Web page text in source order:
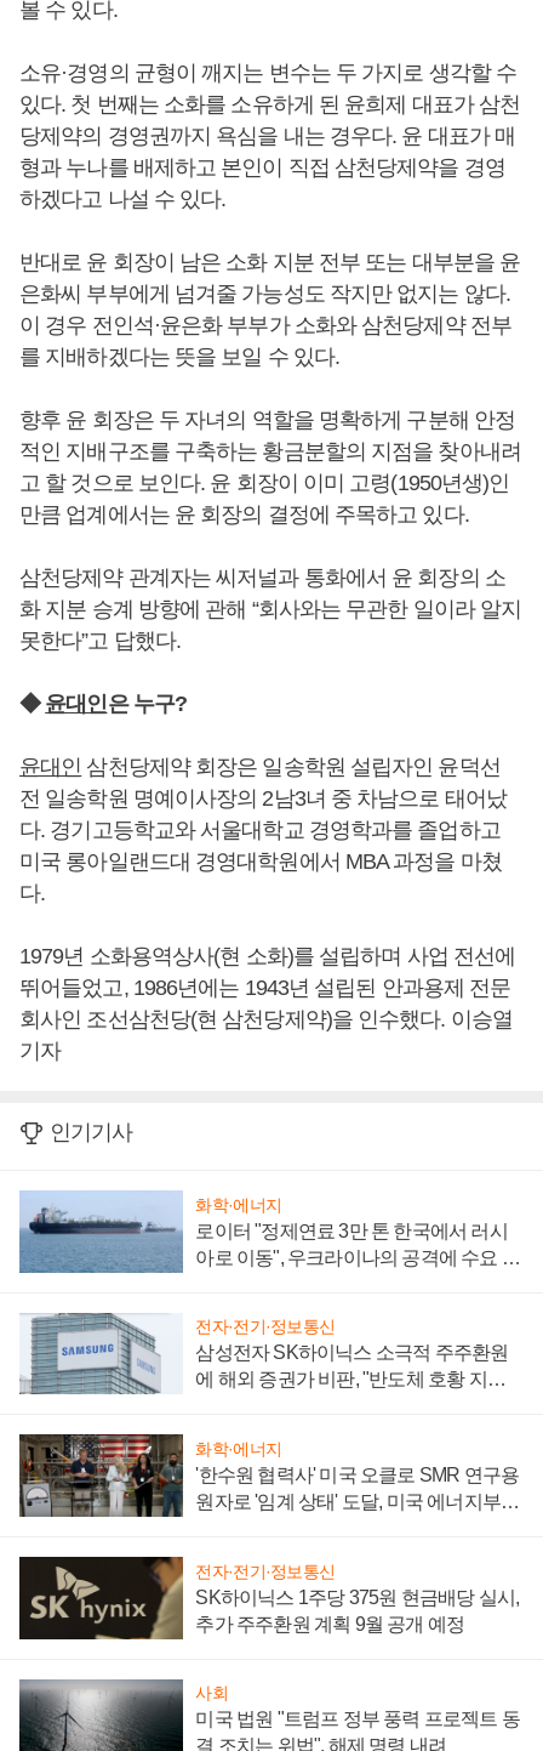
볼 수 있다.
소유·경영의 균형이 깨지는 변수는 두 가지로 생각할 수
있다. 첫 번째는 소화를 소유하게 된 윤희제 대표가 삼천
당제약의 경영권까지 욕심을 내는 경우다. 윤 대표가 매
형과 누나를 배제하고 본인이 직접 삼천당제약을 경영
하겠다고 나설 수 있다.
반대로 윤 회장이 남은 소화 지분 전부 또는 대부분을 윤
은화씨 부부에게 넘겨줄 가능성도 작지만 없지는 않다.
이 경우 전인석·윤은화 부부가 소화와 삼천당제약 전부
를 지배하겠다는 뜻을 보일 수 있다.
향후 윤 회장은 두 자녀의 역할을 명확하게 구분해 안정
적인 지배구조를 구축하는 황금분할의 지점을 찾아내려
고 할 것으로 보인다. 윤 회장이 이미 고령(1950년생)인
만큼 업계에서는 윤 회장의 결정에 주목하고 있다.
삼천당제약 관계자는 씨저널과 통화에서 윤 회장의 소
화 지분 승계 방향에 관해 “회사와는 무관한 일이라 알지
못한다”고 답했다.
◆ 윤대인은 누구?
윤대인 삼천당제약 회장은 일송학원 설립자인 윤덕선
전 일송학원 명예이사장의 2남3녀 중 차남으로 태어났
다. 경기고등학교와 서울대학교 경영학과를 졸업하고
미국 롱아일랜드대 경영대학원에서 MBA 과정을 마쳤
다.
1979년 소화용역상사(현 소화)를 설립하며 사업 전선에
뛰어들었고, 1986년에는 1943년 설립된 안과용제 전문
회사인 조선삼천당(현 삼천당제약)을 인수했다. 이승열
기자
인기기사
화학·에너지
로이터 "정제연료 3만 톤 한국에서 러시
아로 이동", 우크라이나의 공격에 수요 늘
전자·전기·정보통신
삼성전자 SK하이닉스 소극적 주주환원
에 해외 증권가 비판, "반도체 호황 지속
화학·에너지
'한수원 협력사' 미국 오클로 SMR 연구용
원자로 '임계 상태' 도달, 미국 에너지부
전자·전기·정보통신
SK하이닉스 1주당 375원 현금배당 실시,
추가 주주환원 계획 9월 공개 예정
사회
미국 법원 "트럼프 정부 풍력 프로젝트 동
결 조치는 위법", 해제 명령 내려